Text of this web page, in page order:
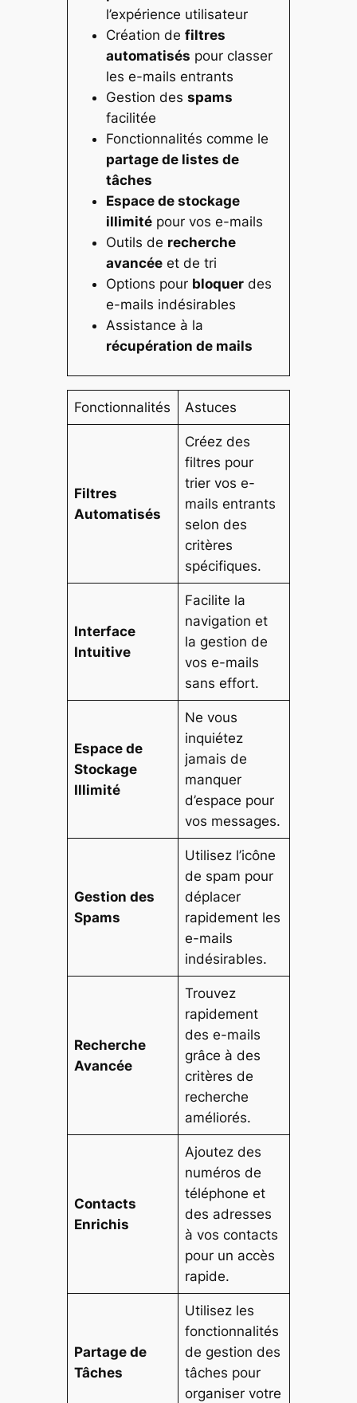
l’expérience utilisateur
Création defiltres
automatisés pour classer
les e-mails entrants
Gestion desspams
facilitée
Fonctionnalités comme le
partage de listes de
tâches
Espace de stockage
illimité pour vos e-mails
Outils de recherche
avancée et de tri
Options pour bloquer des
e-mails indésirables
Assistance à la
récupération de mails
Fonctionnalités Astuces
Filtres
Automatisés
Créez des
filtres pour
trier vos e-
mails entrants
selon des
critères
spécifiques.
Interface
Intuitive
Facilite la
navigation et
la gestion de
vos e-mails
sans effort.
Espace de
Stockage
Illimité
Ne vous
inquiétez
jamais de
manquer
d’espace pour
vos messages.
Gestion des
Spams
Utilisez l’icône
de spam pour
déplacer
rapidement les
e-mails
indésirables.
Recherche
Avancée
Trouvez
rapidement
des e-mails
grâce à des
critères de
recherche
améliorés.
Contacts
Enrichis
Ajoutez des
numéros de
téléphone et
des adresses
à vos contacts
pour un accès
rapide.
Partage de
Tâches
Utilisez les
fonctionnalités
de gestion des
tâches pour
organiser votre